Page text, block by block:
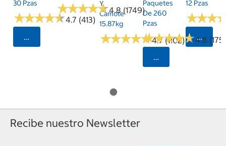
30 Pzas
★★★★★
★★★★★4.7 (413)
Seleccionar Código Postal
★★★★★
★★★★★4.8 (1749)
Y
Camote
15.87kg
★★★★★
★★★★★4.7 (1102)
Paquetes
De 260
Pzas
★★★★★
★★★★★4.8 (175)
Seleccionar
12 Pzas
★★★
★★★
Recibe nuestro Newsletter